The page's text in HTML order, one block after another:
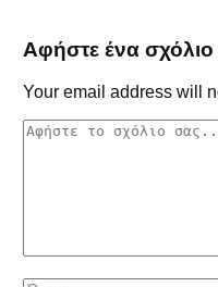
Αφήστε ένα σχόλιο
Your email address will